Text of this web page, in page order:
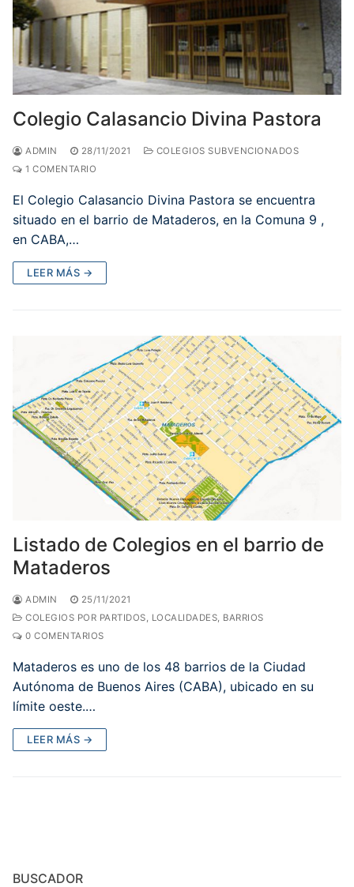
Colegio Calasancio Divina Pastora
ADMIN 28/11/2021
COLEGIOS SUBVENCIONADOS
1 COMENTARIO
El Colegio Calasancio Divina Pastora se encuentra
situado en el barrio de Mataderos, en la Comuna 9 ,
en CABA,…
LEER MÁS →
Listado de Colegios en el barrio de
Mataderos
ADMIN
25/11/2021
COLEGIOS POR PARTIDOS, LOCALIDADES, BARRIOS
0 COMENTARIOS
Mataderos es uno de los 48 barrios de la Ciudad
Autónoma de Buenos Aires (CABA), ubicado en su
límite oeste.…
LEER MÁS →
BUSCADOR